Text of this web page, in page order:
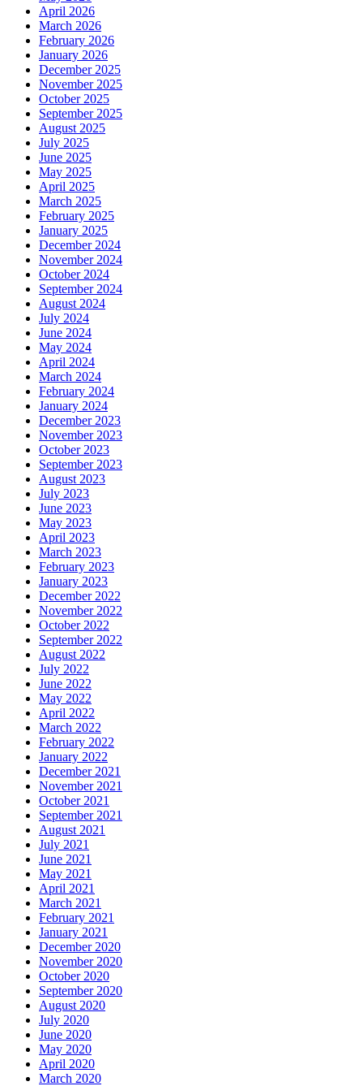
April 2026
March 2026
February 2026
January 2026
December 2025
November 2025
October 2025
September 2025
August 2025
July 2025
June 2025
May 2025
April 2025
March 2025
February 2025
January 2025
December 2024
November 2024
October 2024
September 2024
August 2024
July 2024
June 2024
May 2024
April 2024
March 2024
February 2024
January 2024
December 2023
November 2023
October 2023
September 2023
August 2023
July 2023
June 2023
May 2023
April 2023
March 2023
February 2023
January 2023
December 2022
November 2022
October 2022
September 2022
August 2022
July 2022
June 2022
May 2022
April 2022
March 2022
February 2022
January 2022
December 2021
November 2021
October 2021
September 2021
August 2021
July 2021
June 2021
May 2021
April 2021
March 2021
February 2021
January 2021
December 2020
November 2020
October 2020
September 2020
August 2020
July 2020
June 2020
May 2020
April 2020
March 2020